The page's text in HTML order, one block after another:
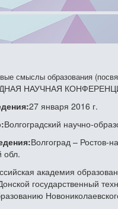
смыслы образования
НАУЧНАЯ
27 января 2016 г.
Волгоградский научно-
Волгоград – Ростов-
обл.
академия
государственный